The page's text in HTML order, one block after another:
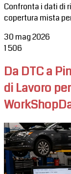
Confronta i dati di
copertura mista
30 mag 2026
1 506
Da DTC a
di Lavoro